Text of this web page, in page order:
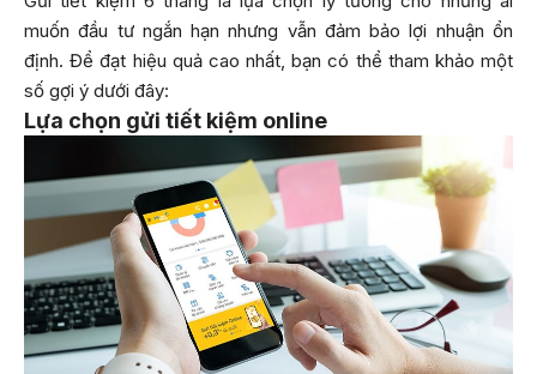
muốn đầu tư ngắn hạn nhưng vẫn đảm bảo lợi nhuận ổn
định. Để đạt hiệu quả cao nhất, bạn có thể tham khảo một
số gợi ý dưới đây:
Lựa chọn gửi tiết kiệm online